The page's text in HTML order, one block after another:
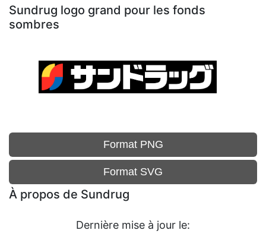
Sundrug logo grand pour les fonds
sombres
Format PNG
Format SVG
À propos de Sundrug
Dernière mise à jour le: